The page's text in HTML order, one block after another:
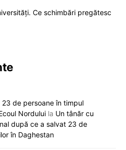
Ce schimbări pregătesc
de persoane în timpul
Nordului la Un tânăr cu
după ce a salvat 23 de
în Daghestan